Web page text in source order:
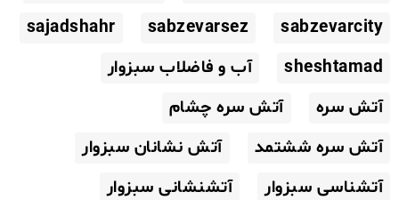
sabzevarcity
sabzevarsez
sajadshahr
sheshtamad
آب و فاضلاب سبزوار
آتش سره
آتش سره چشام
آتش سره ششتمد
آتش نشانان سبزوار
آتشناسی سبزوار
آتشنشانی سبزوار